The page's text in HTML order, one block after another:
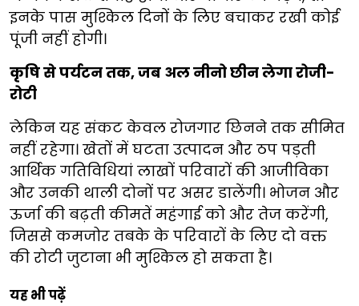
इनके पास मुश्किल दिनों के लिए बचाकर रखी कोई
पूंजी नहीं होगी।
कृषि से पर्यटन तक, जब अल नीनो छीन लेगा रोजी-
रोटी
लेकिन यह संकट केवल रोजगार छिनने तक सीमित
नहीं रहेगा। खेतों में घटता उत्पादन और ठप पड़ती
आर्थिक गतिविधियां लाखों परिवारों की आजीविका
और उनकी थाली दोनों पर असर डालेंगी। भोजन और
ऊर्जा की बढ़ती कीमतें महंगाई को और तेज करेंगी,
जिससे कमजोर तबके के परिवारों के लिए दो वक्त
की रोटी जुटाना भी मुश्किल हो सकता है।
यह भी पढ़ें